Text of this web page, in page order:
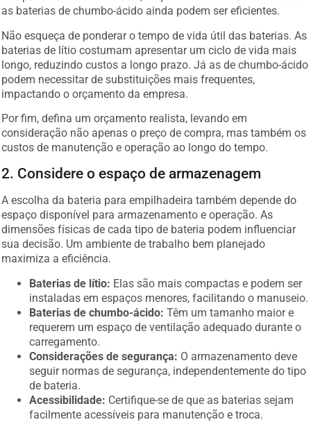
as baterias de chumbo-ácido ainda podem ser eficientes.
Não esqueça de ponderar o tempo de vida útil das baterias. As
baterias de lítio costumam apresentar um ciclo de vida mais
longo, reduzindo custos a longo prazo. Já as de chumbo-ácido
podem necessitar de substituições mais frequentes,
impactando o orçamento da empresa.
Por fim, defina um orçamento realista, levando em
consideração não apenas o preço de compra, mas também os
custos de manutenção e operação ao longo do tempo.
2. Considere o espaço de armazenagem
A escolha da bateria para empilhadeira também depende do
espaço disponível para armazenamento e operação. As
dimensões físicas de cada tipo de bateria podem influenciar
sua decisão. Um ambiente de trabalho bem planejado
maximiza a eficiência.
Baterias de lítio: Elas são mais compactas e podem ser
instaladas em espaços menores, facilitando o manuseio.
Baterias de chumbo-ácido: Têm um tamanho maior e
requerem um espaço de ventilação adequado durante o
carregamento.
Considerações de segurança: O armazenamento deve
seguir normas de segurança, independentemente do tipo
de bateria.
Acessibilidade: Certifique-se de que as baterias sejam
facilmente acessíveis para manutenção e troca.